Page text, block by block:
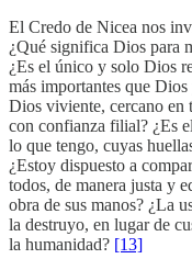
El Credo de Nicea nos
¿Qué significa Dios para
¿Es el único y solo Dios
más importantes que
Dios viviente, cercano en
con confianza filial? ¿Es
lo que tengo, cuyas
¿Estoy dispuesto a
todos, de manera justa y
obra de sus manos? ¿La
la destruyo, en lugar de
la humanidad? [13]